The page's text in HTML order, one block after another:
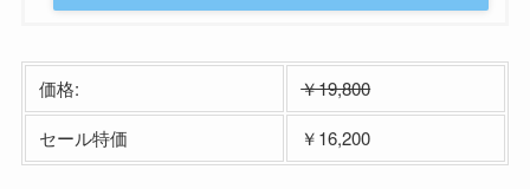
価格:
￥19,800
セール特価
￥16,200